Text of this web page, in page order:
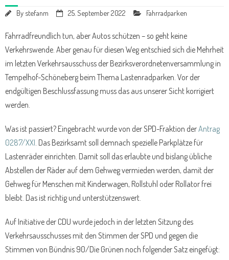
Presse
Kontakt
Spenden
By stefanm 25. September 2022 Fahrradparken
Fahrradfreundlich tun, aber Autos schützen – so geht keine
Verkehrswende. Aber genau für diesen Weg entschied sich die Mehrheit
im letzten Verkehrsausschuss der Bezirksverordnetenversammlung in
Tempelhof-Schöneberg beim Thema Lastenradparken. Vor der
endgültigen Beschlussfassung muss das aus unserer Sicht korrigiert
werden.
Was ist passiert? Eingebracht wurde von der SPD-Fraktion derAntrag
0287/XXI . Das Bezirksamt soll demnach spezielle Parkplätze für
Lastenräder einrichten. Damit soll das erlaubte und bislang übliche
Abstellen der Räder auf dem Gehweg vermieden werden, damit der
Gehweg für Menschen mit Kinderwagen, Rollstuhl oder Rollator frei
bleibt. Das ist richtig und unterstützenswert.
Auf Initiative der CDU wurde jedoch in der letzten Sitzung des
Verkehrsausschusses mit den Stimmen der SPD und gegen die
Stimmen von Bündnis 90/Die Grünen noch folgender Satz eingefügt: